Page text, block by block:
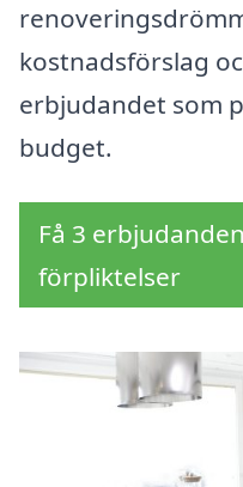
kostnadsförslag
erbjudandet som
budget.
Få 3
förpliktelser